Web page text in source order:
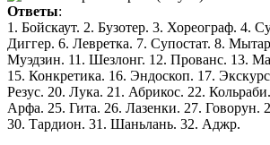
Ответы:
1. Бойскаут. 2. Бузотер. 3. Хореограф. 4.
Диггер. 6. Левретка. 7. Супостат. 8.
Муэдзин. 11. Шезлонг. 12. Прованс. 13.
15. Конкретика. 16. Эндоскоп. 17.
Резус. 20. Лука. 21. Абрикос. 22.
Арфа. 25. Гита. 26. Лазенки. 27. Говорун.
30. Тардион. 31. Шаньлань. 32. Аджр.